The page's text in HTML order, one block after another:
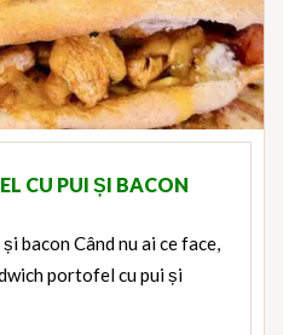
CU PUI ȘI BACON
bacon Când nu ai ce face,
portofel cu pui și